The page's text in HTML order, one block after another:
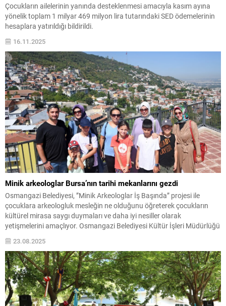
Çocukların ailelerinin yanında desteklenmesi amacıyla kasım ayına
yönelik toplam 1 milyar 469 milyon lira tutarındaki SED ödemelerinin
hesaplara yatırıldığı bildirildi.
16.11.2025
Minik arkeologlar Bursa’nın tarihi mekanlarını gezdi
Osmangazi Belediyesi, ”Minik Arkeologlar İş Başında” projesi ile
çocuklara arkeologluk mesleğin ne olduğunu öğreterek çocukların
kültürel mirasa saygı duymaları ve daha iyi nesiller olarak
yetişmelerini amaçlıyor. Osmangazi Belediyesi Kültür İşleri Müdürlüğü
Osmangazi’de yaşayan çocuklar Arkeolog Tolga Şevik, eğitmenliğinde
ilk olarak Panorama 1326 Bursa...
23.08.2025